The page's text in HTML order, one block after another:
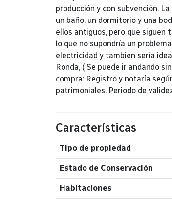
producción y con subvención.
un baño, un dormitorio y una
ellos antiguos, pero que siguen
lo que no supondría un
electricidad y también sería
Ronda, ( Se puede ir andando
compra: Registro y notaría
patrimoniales. Periodo de
Características
Tipo de propiedad
Estado de Conservación
Habitaciones